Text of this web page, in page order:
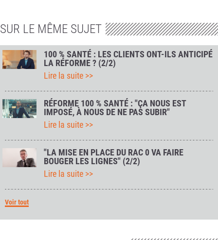
SUR LE MÊME SUJET
100 % SANTÉ : LES CLIENTS ONT-ILS ANTICIPÉ
LA RÉFORME ? (2/2)
Lire la suite >>
RÉFORME 100 % SANTÉ : "ÇA NOUS EST
IMPOSÉ, À NOUS DE NE PAS SUBIR"
Lire la suite >>
"LA MISE EN PLACE DU RAC 0 VA FAIRE
BOUGER LES LIGNES" (2/2)
Lire la suite >>
Voir tout